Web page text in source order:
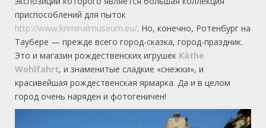
приспособлений для пыток
http://www.kriminalmuseum.eu/. Но, конечно, Ротенбург на
Таубере — прежде всего город-сказка, город-праздник.
Это и магазин рождественских игрушек Käthe
Wohlfahrt, и знаменитые сладкие «снежки», и
красивейшая рождественская ярмарка. Да и в целом
город очень наряден и фотогеничен!